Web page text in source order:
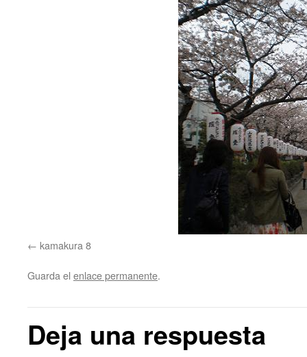
kamakura 8
Guarda el enlace permanente.
Deja una respuesta